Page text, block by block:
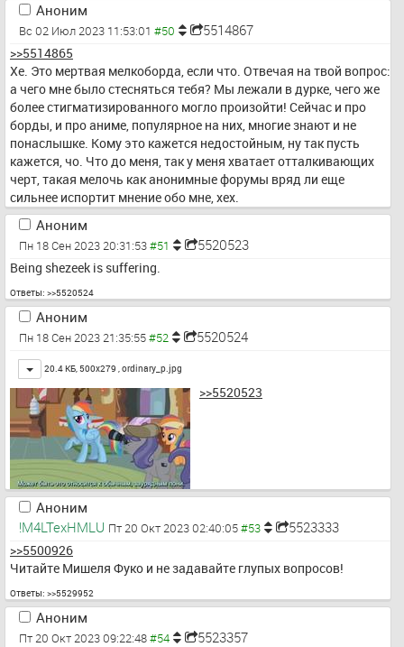
Аноним
Вс 02 Июл 2023 11:53:01 5514867
>>5514865
Хе. Это мертвая мелкоборда, если что. Отвечая на твой вопрос:
а чего мне было стесняться тебя? Мы лежали в дурке, чего же
более стигматизированного могло произойти! Сейчас и про
борды, и про аниме, популярное на них, многие знают и не
понаслышке. Кому это кажется недостойным, ну так пусть
кажется, чо. Что до меня, так у меня хватает отталкивающих
черт, такая мелочь как анонимные форумы вряд ли еще
сильнее испортит мнение обо мне, хех.
Аноним
Пн 18 Сен 2023 20:31:53 5520523
Being shezeek is suffering.
Ответы: >>5520524
Аноним
Пн 18 Сен 2023 21:35:55 5520524
Toggle
20.4 КБ, 500x279 ,ordinary_p.jpg
>>5520523
Аноним
!M4LTexHMLU Пт 20 Окт 2023 02:40:05 5523333
>>5500926
Читайте Мишеля Фуко и не задавайте глупых вопросов!
Ответы: >>5529952
Аноним
Пт 20 Окт 2023 09:22:48 5523357